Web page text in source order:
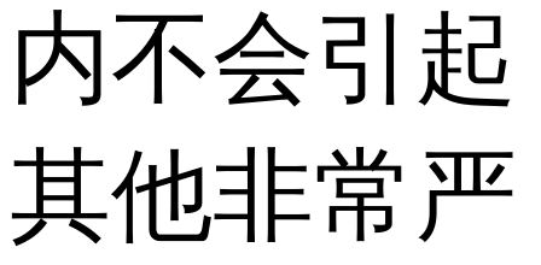
内不会引起
其他非常严